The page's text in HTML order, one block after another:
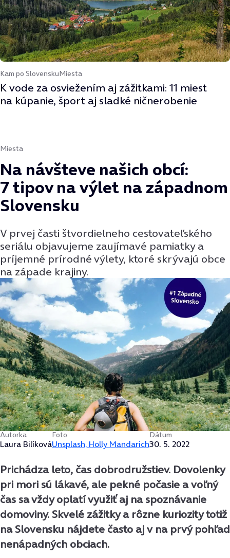
Kam po SlovenskuMiesta
K vode za osviežením aj zážitkami: 11 miest
na kúpanie, šport aj sladké ničnerobenie
Miesta
Na návšteve našich obcí:
7 tipov na výlet na západnom
Slovensku
V prvej časti štvordielneho cestovateľského
seriálu objavujeme zaujímavé pamiatky a
príjemné prírodné výlety, ktoré skrývajú obce
na západe krajiny.
Autorka
Laura Bilíková
Foto
Unsplash, Holly Mandarich
Dátum
30. 5. 2022
Prichádza leto, čas dobrodružstiev. Dovolenky
pri mori sú lákavé, ale pekné počasie a voľný
čas sa vždy oplatí využiť aj na spoznávanie
domoviny. Skvelé zážitky a rôzne kuriozity totiž
na Slovensku nájdete často aj v na prvý pohľad
nenápadných obciach.